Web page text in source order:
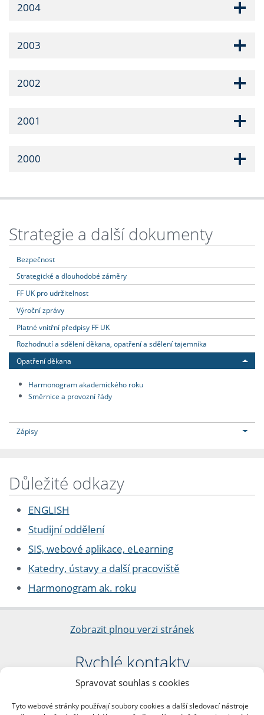
Spravovat souhlas s cookies
Tyto webové stránky používají soubory cookies a další sledovací nástroje
2004
2003
2002
2001
2000
Strategie a další dokumenty
Bezpečnost
Strategické a dlouhodobé záměry
FF UK pro udržitelnost
Výroční zprávy
Platné vnitřní předpisy FF UK
Rozhodnutí a sdělení děkana, opatření a sdělení tajemníka
Opatření děkana
Harmonogram akademického roku
Směrnice a provozní řády
Zápisy
Důležité odkazy
ENGLISH
Studijní oddělení
SIS, webové aplikace, eLearning
Katedry, ústavy a další pracoviště
Harmonogram ak. roku
Zobrazit plnou verzi stránek
Rychlé kontakty
Filozofická fakulta
nám. Jana Palacha 1/2